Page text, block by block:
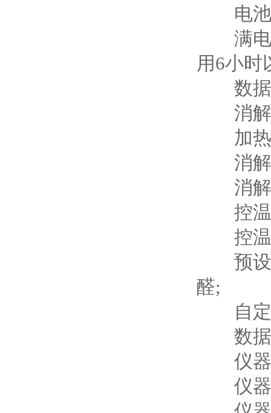
电池
满电使
用6小时
数据
消解
加热
消解
消解
控温
控温
预设消
醛;
自定
数据
仪器
仪器尺